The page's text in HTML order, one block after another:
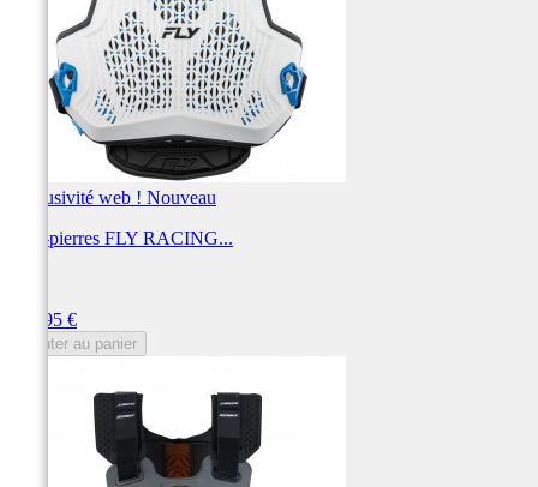
Exclusivité web ! Nouveau
Pare-pierres FLY RACING...
159,95 €
Ajouter au panier